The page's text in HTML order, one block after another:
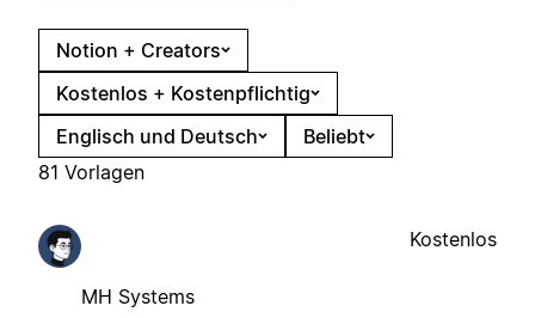
Notion + Creators
Kostenlos + Kostenpflichtig
Englisch und Deutsch
Beliebt
81 Vorlagen
MH Systems
Kostenlos